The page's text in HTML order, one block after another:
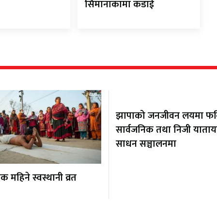
सिमानाकामा कडाई
महिने स्वस्थानी व्रत
झापाको जनजीवन लयमा
सार्वजनिक तथा निजी
साधन सञ्चालनमा